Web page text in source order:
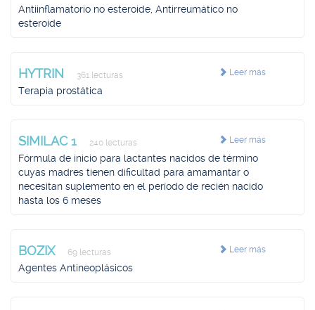
Antiinflamatorio no esteroide, Antirreumático no
esteroide
Leer más
HYTRIN 361 lecturas
Terapia prostática
Leer más
SIMILAC 1 240 lecturas
Fórmula de inicio para lactantes nacidos de término
cuyas madres tienen dificultad para amamantar o
necesitan suplemento en el período de recién nacido
hasta los 6 meses
Leer más
BOZIX 69 lecturas
Agentes Antineoplásicos